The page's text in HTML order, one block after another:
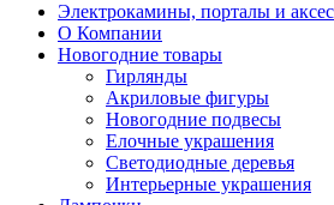
Электрокамины, порталы и
О Компании
Новогодние товары
Гирлянды
Акриловые фигуры
Новогодние подвесы
Елочные украшения
Светодиодные деревья
Интерьерные украшения